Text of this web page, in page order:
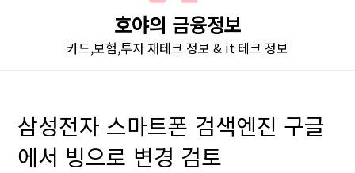
호야의 금융정보
카드,보험,투자 재테크 정보 & it 테크 정보
삼성전자 스마트폰 검색엔진 구글
에서 빙으로 변경 검토